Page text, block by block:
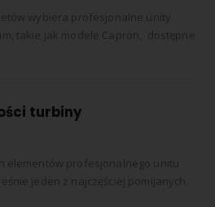
wybiera profesjonalne unity
takie jak modele Capron, dostępne
turbiny
elementów profesjonalnego unitu
jeden z najczęściej pomijanych